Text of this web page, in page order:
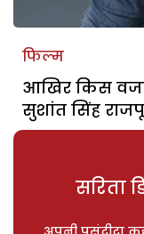
फिल्म
आखिर किस
सुशांत सिंह
सरिता